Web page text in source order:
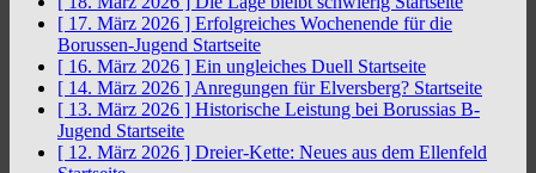
[ 17. März 2026 ] Erfolgreiches Wochenende für die
Borussen-Jugend Startseite
[ 16. März 2026 ] Ein ungleiches Duell Startseite
[ 14. März 2026 ] Anregungen für Elversberg? Startseite
[ 13. März 2026 ] Historische Leistung bei Borussias B-
Jugend Startseite
[ 12. März 2026 ] Dreier-Kette: Neues aus dem Ellenfeld